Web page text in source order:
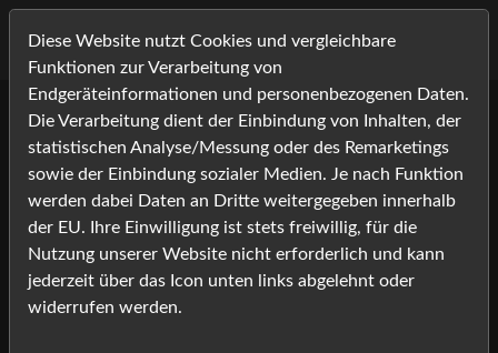
AGB
§ 1 Allgemeines –
Diese Website nutzt Cookies und vergleichbare
Funktionen zur Verarbeitung von
Endgeräteinformationen und personenbezogenen Daten.
Die Verarbeitung dient der Einbindung von Inhalten, der
statistischen Analyse/Messung oder des Remarketings
sowie der Einbindung sozialer Medien. Je nach Funktion
werden dabei Daten an Dritte weitergegeben innerhalb
der EU. Ihre Einwilligung ist stets freiwillig, für die
Nutzung unserer Website nicht erforderlich und kann
jederzeit über das Icon unten links abgelehnt oder
widerrufen werden.